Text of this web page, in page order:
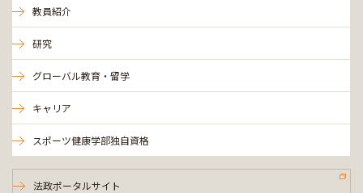
教員紹介
研究
グローバル教育・留学
キャリア
スポーツ健康学部独自資格
法政ポータルサイト